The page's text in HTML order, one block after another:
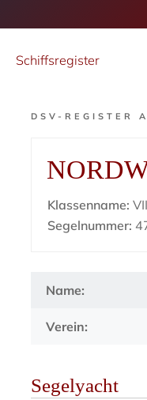
Schiffsregister
DSV-REGISTER
Klassenname:
Segelnummer:
Name:
Verein:
Segelyacht